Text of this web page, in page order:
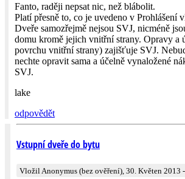
Fanto, raději nepsat nic, než blábolit.
Platí přesně to, co je uvedeno v Prohlášení
Dveře samozřejmě nejsou SVJ, nicméně
domu kromě jejich vnitřní strany. Opravy a
povrchu vnitřní strany) zajišťuje SVJ.
nechte opravit sama a účelně vynaložené
SVJ.
lake
odpovědět
Vstupní dveře do bytu
Vložil Anonymus (bez ověření), 30. Květen 2013